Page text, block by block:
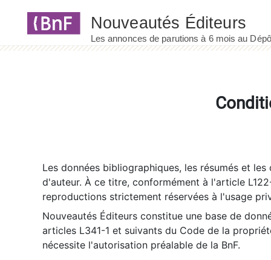
Les données bibliographiques, les résumés et
d'auteur. À ce titre, conformément à l'article
reproductions strictement réservées à l'usage
Nouveautés Éditeurs constitue une base de
articles L341-1 et suivants du Code de la
nécessite l'autorisation préalable de la BnF.